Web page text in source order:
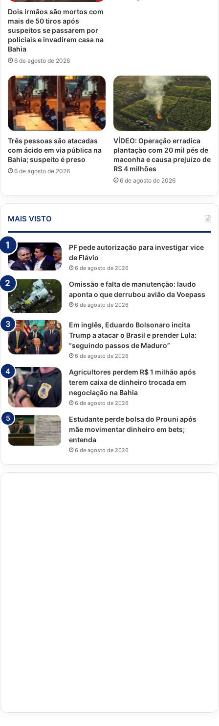
Dois irmãos são mortos com
mais de 50 tiros após
suspeitos se passarem por
policiais e invadirem casa na
Bahia
6 de agosto de 2026
Três pessoas são atacadas
com ácido em via pública na
Bahia; suspeito é preso
6 de agosto de 2026
VÍDEO: Operação erradica
plantação com 20 mil pés de
maconha e causa prejuízo de
R$ 4 milhões
6 de agosto de 2026
MAIS VISTO
PF pede autorização para investigar vice
de Flávio
6 de agosto de 2026
Omissão e falta de manutenção: laudo
aponta o que derrubou avião da Voepass
6 de agosto de 2026
Em inglês, Eduardo Bolsonaro incita
Trump a atacar o Brasil e prender Lula:
“seguindo passos de Maduro”
6 de agosto de 2026
Agricultores perdem R$ 1 milhão após
terem caixa de dinheiro trocada em
negociação na Bahia
6 de agosto de 2026
Estudante perde bolsa do Prouni após
mãe movimentar dinheiro em bets;
entenda
6 de agosto de 2026